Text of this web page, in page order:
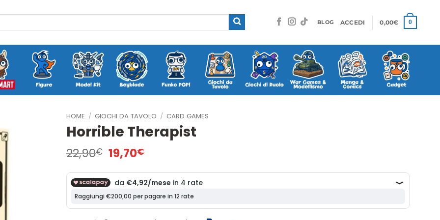
BLOG ACCEDI 0,00€ 0
HOME / GIOCHI DA TAVOLO / CARD GAMES
Horrible Therapist
22,90€ Il
prezzo
originale
era:
22,90€.
19,70€Il
attuale
è:
19,70€.